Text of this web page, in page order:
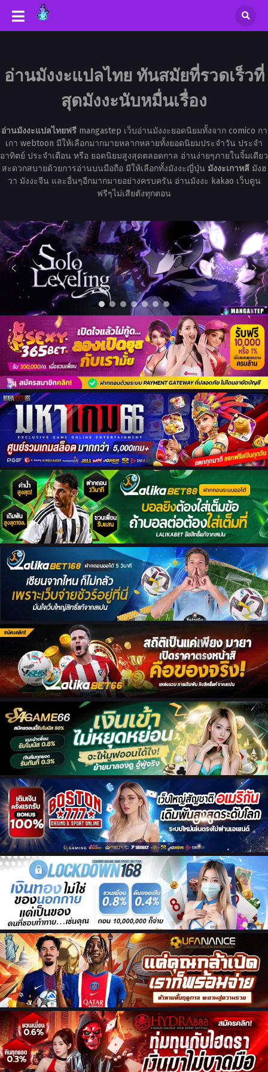
อ่านมังงะแปลไทย ทันสมัยที่รวดเร็วที่
สุดมังงะนับหมื่นเรื่อง
อ่านมังงะแปลไทยฟรีmangastep เว็บอ่านมังงะยอดนิยมทั้งจาก comico กา
เกา webtoon มีให้เลือกมากมายหลากหลายทั้งยอดนิยมประจำวัน ประจำ
อาทิตย์ ประจำเดือน หรือ ยอดนิยมสูงสุดตลอดกาล อ่านง่ายๆภายในจิ้มเดียว
สะดวกสบายด้วยการอ่านบนมือถือ มีให้เลือกทั้งมังงะญี่ปุ่น มังงะเกาหลีมังฮ
วา มังงะจีน และอื่นๆอีกมากมายอย่างครบครัน อ่านมังงะ kakao เว็บตูน
ฟรีๆไม่เสียตังทุกตอน